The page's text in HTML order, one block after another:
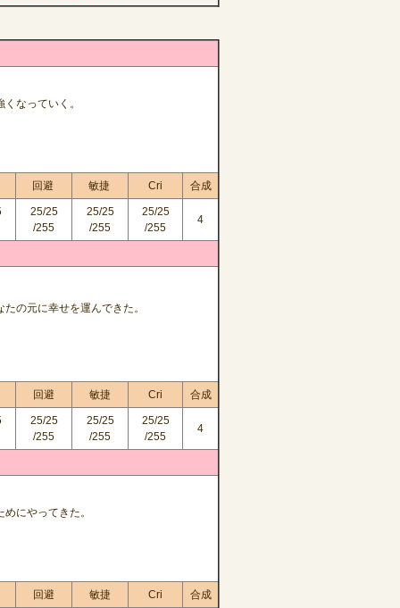
なっていく。
回避 敏捷 Cri 合成
25/25
/255
25/25
/255
25/25
/255
4
の元に幸せを運んできた。
回避 敏捷 Cri 合成
25/25
/255
25/25
/255
25/25
/255
4
にやってきた。
回避 敏捷 Cri 合成